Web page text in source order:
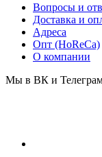
Вопросы и
Доставка и
Адреса
Опт (HoReCa)
О компании
Мы в ВК и